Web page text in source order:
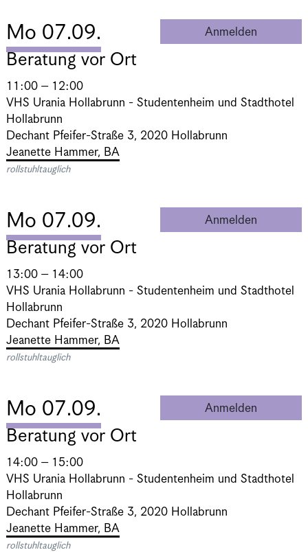
Mo 07.09. Anmelden
Beratung vor Ort
11:00 – 12:00
VHS Urania Hollabrunn - Studentenheim und Stadthotel
Hollabrunn
Dechant Pfeifer-Straße 3, 2020 Hollabrunn
Jeanette Hammer, BA
rollstuhltauglich
Mo 07.09. Anmelden
Beratung vor Ort
13:00 – 14:00
VHS Urania Hollabrunn - Studentenheim und Stadthotel
Hollabrunn
Dechant Pfeifer-Straße 3, 2020 Hollabrunn
Jeanette Hammer, BA
rollstuhltauglich
Mo 07.09. Anmelden
Beratung vor Ort
14:00 – 15:00
VHS Urania Hollabrunn - Studentenheim und Stadthotel
Hollabrunn
Dechant Pfeifer-Straße 3, 2020 Hollabrunn
Jeanette Hammer, BA
rollstuhltauglich